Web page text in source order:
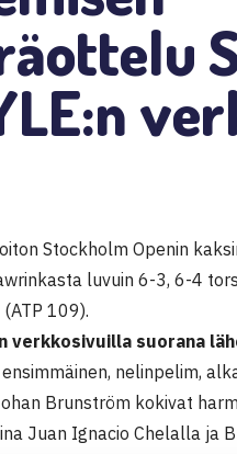
Stockholm Openin
luvuin 6-3, 6-4
109).
verkkosivuilla suorana
nelinpelim,
Brunström kokivat
Juan Ignacio Chelalla ja